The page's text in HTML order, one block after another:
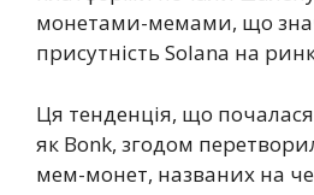
монетами-мемами, що
присутність Solana на
Ця тенденція, що почалася
як Bonk, згодом
мем-монет, названих на